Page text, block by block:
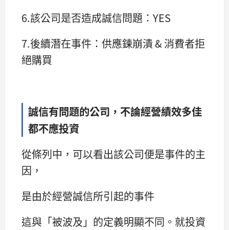
6.該公司是否造成誠信問題：YES
7.後續潛在事件：供應鍊崩潰 & 消費者拒
絕購買
誠信有問題的公司，不論經營績效多佳
都不應投資
從條列中，可以看出該公司便是事件的主
因，
是由於經營誠信所引起的事件
這與「被波及」的定義明顯不同。就投資